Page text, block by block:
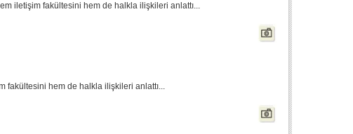
iletişim fakültesini hem de halkla ilişkileri anlattı...
fakültesini hem de halkla ilişkileri anlattı...